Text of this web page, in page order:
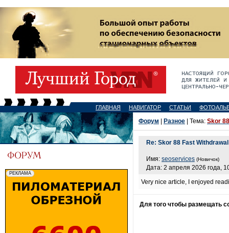
ГЛАВНАЯ НАВИГАТОР СТАТЬИ
Форум Разное | Тема: Skor
Re: Skor 88 Fast
Имя: seoservices (Новичок)
Дата: 2 апреля 2026 года,
Very nice article, I enjoyed
Для того чтобы размещать